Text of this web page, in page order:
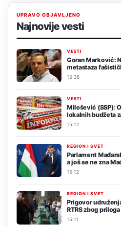
UPRAVO OBJAVLJENO
Najnovije vesti
VESTI
Goran Marković:
metastaza
15:35
VESTI
Milošević (SSP):
lokalnih budžeta
15:12
REGION I SVET
Parlament
a još se ne zna
15:12
REGION I SVET
Prigovor
RTRS zbog
15:11